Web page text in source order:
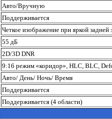
Авто/Вручную
Поддерживается
Четкое изображение при яркой задней
55 дБ
2D/3D DNR
9:16 режим «коридор», HLC, BLC,
Авто/ День/ Ночь/ Время
Поддерживается
Поддерживается (4 области)